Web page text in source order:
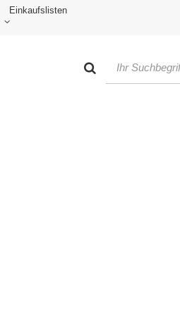
Einkaufslisten